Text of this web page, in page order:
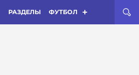
РАЗДЕЛЫ ФУТБОЛ